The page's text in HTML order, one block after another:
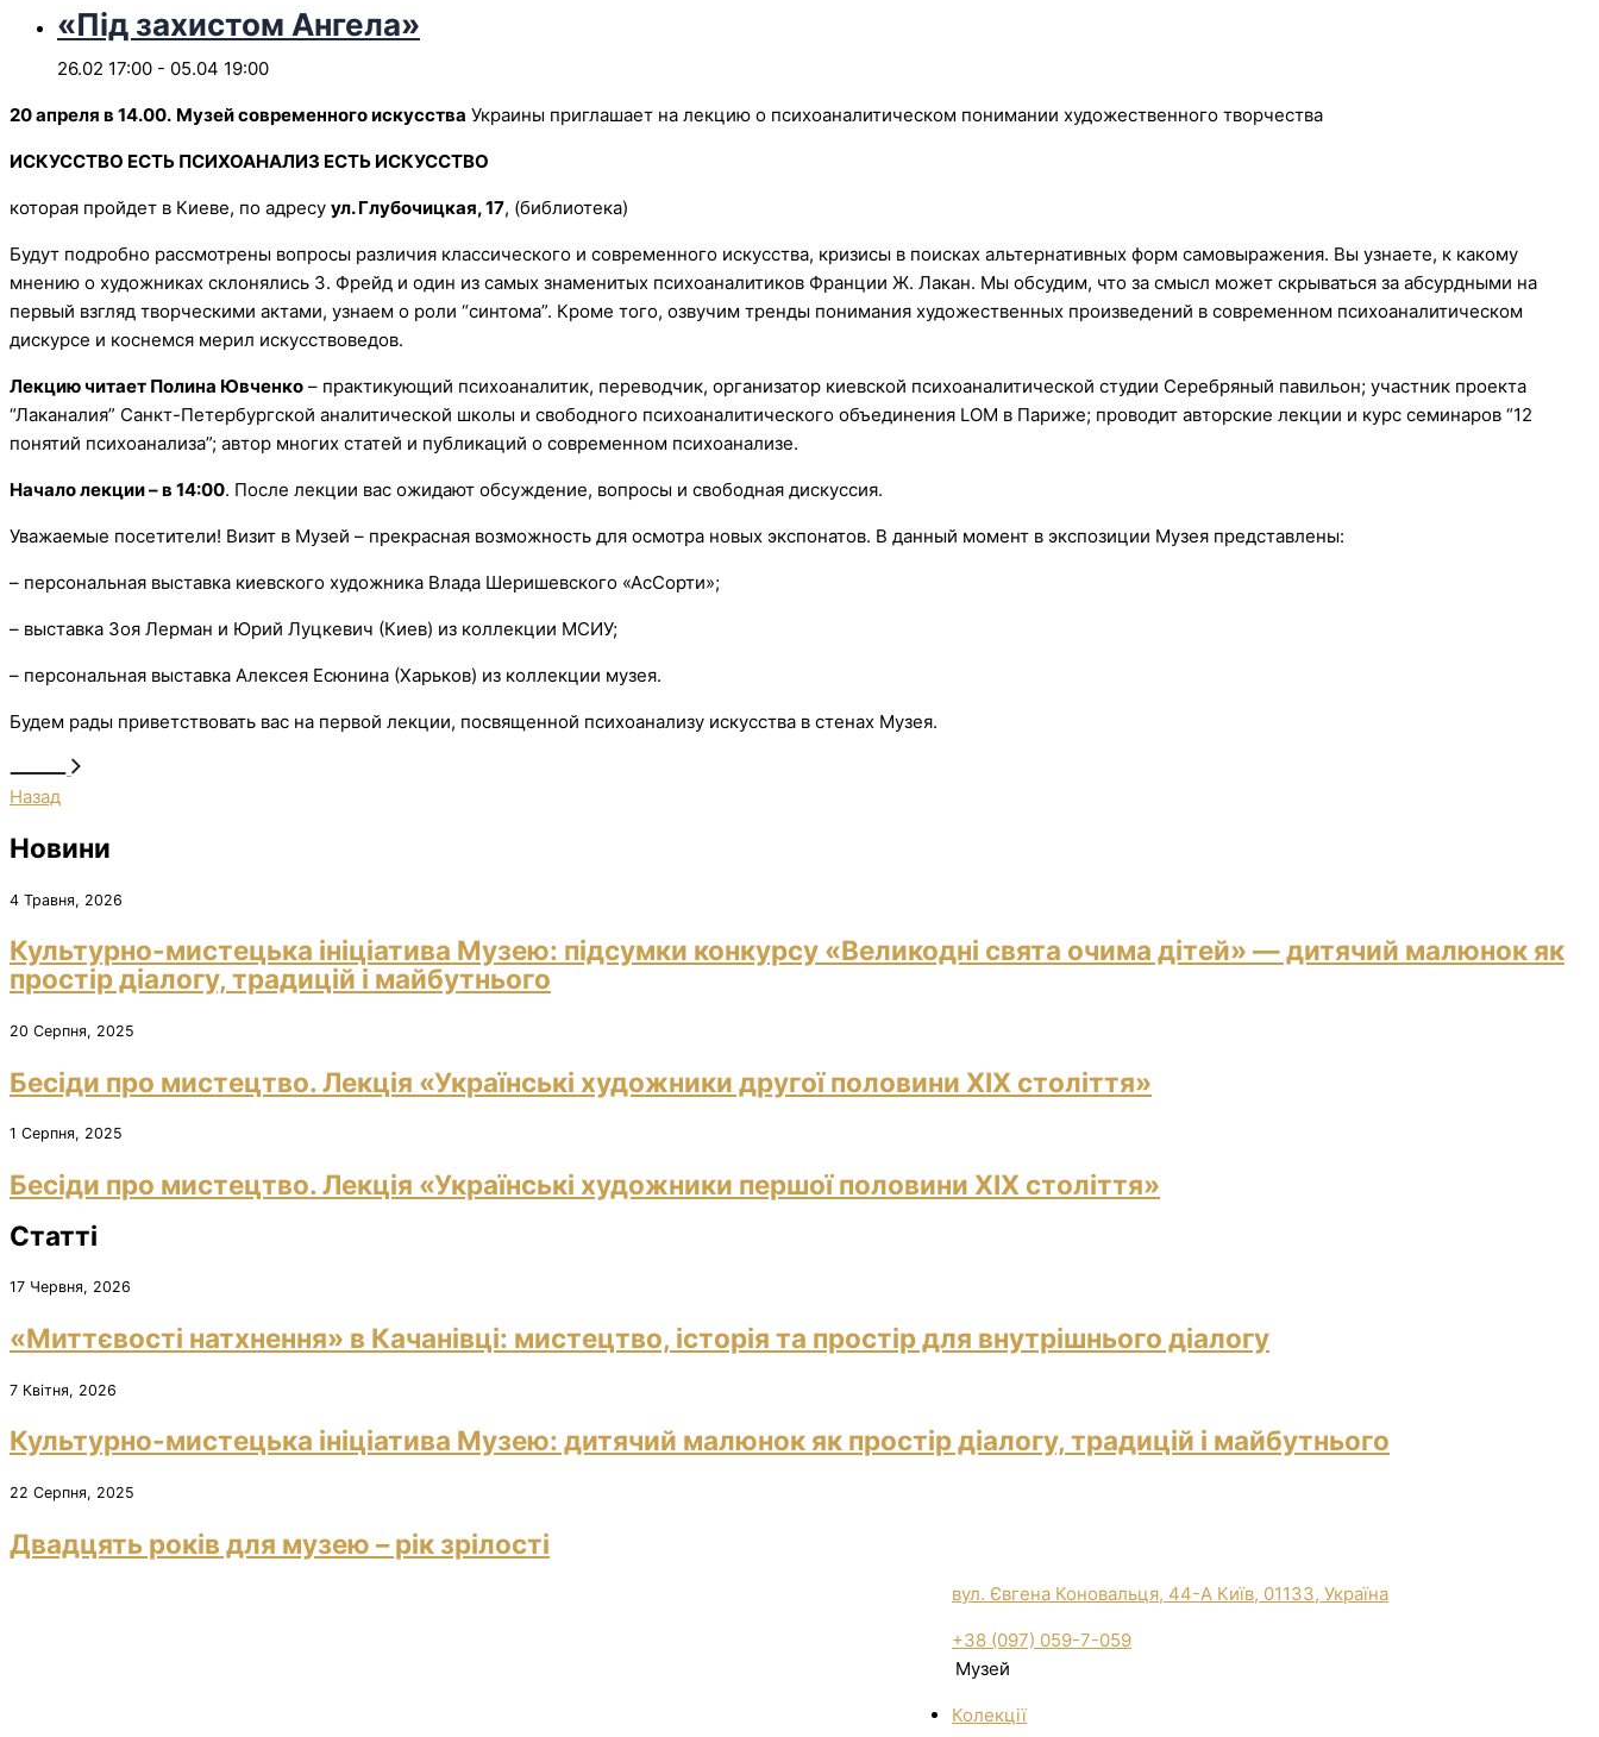
«Під захистом Ангела»
26.02 17:00 - 05.04 19:00
20 апреля в 14.00. Музей современного искусства Украины приглашает на лекцию о психоаналитическом понимании художественного творчества
ИСКУССТВО ЕСТЬ ПСИХОАНАЛИЗ ЕСТЬ ИСКУССТВО
которая пройдет в Киеве, по адресу ул. Глубочицкая, 17, (библиотека)
Будут подробно рассмотрены вопросы различия классического и современного искусства, кризисы в поисках альтернативных форм самовыражения. Вы узнаете, к какому
мнению о художниках склонялись З. Фрейд и один из самых знаменитых психоаналитиков Франции Ж. Лакан. Мы обсудим, что за смысл может скрываться за абсурдными на
первый взгляд творческими актами, узнаем о роли “синтома”. Кроме того, озвучим тренды понимания художественных произведений в современном психоаналитическом
дискурсе и коснемся мерил искусствоведов.
Лекцию читает Полина Ювченко – практикующий психоаналитик, переводчик, организатор киевской психоаналитической студии Серебряный павильон; участник проекта
“Лаканалия” Санкт-Петербургской аналитической школы и свободного психоаналитического объединения LOM в Париже; проводит авторские лекции и курс семинаров “12
понятий психоанализа”; автор многих статей и публикаций о современном психоанализе.
Начало лекции – в 14:00. После лекции вас ожидают обсуждение, вопросы и свободная дискуссия.
Уважаемые посетители! Визит в Музей – прекрасная возможность для осмотра новых экспонатов. В данный момент в экспозиции Музея представлены:
– персональная выставка киевского художника Влада Шеришевского «АсСорти»;
– выставка Зоя Лерман и Юрий Луцкевич (Киев) из коллекции МСИУ;
– персональная выставка Алексея Есюнина (Харьков) из коллекции музея.
Будем рады приветствовать вас на первой лекции, посвященной психоанализу искусства в стенах Музея.
Назад
Новини
4 Травня, 2026
Культурно-мистецька ініціатива Музею: підсумки конкурсу «Великодні свята очима дітей» — дитячий малюнок як
простір діалогу, традицій і майбутнього
20 Серпня, 2025
Бесіди про мистецтво. Лекція «Українські художники другої половини ХІХ століття»
1 Серпня, 2025
Бесіди про мистецтво. Лекція «Українські художники першої половини ХІХ століття»
Статті
17 Червня, 2026
«Миттєвості натхнення» в Качанівці: мистецтво, історія та простір для внутрішнього діалогу
7 Квітня, 2026
Культурно-мистецька ініціатива Музею: дитячий малюнок як простір діалогу, традицій і майбутнього
22 Серпня, 2025
Двадцять років для музею – рік зрілості
вул. Євгена Коновальця, 44-А Київ, 01133, Україна
+38 (097) 059-7-059
Музей
Колекції